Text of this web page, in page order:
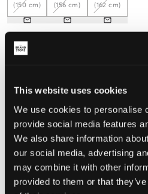
This website uses cookies
We use cookies to personalise
provide social media features
We also share information
our social media, advertising
may combine it with other
provided to them or that
(150 cm) (156 cm) (162 cm)
De maat lijkt
KIES EEN
Snelle levering
Gratis verzending vanaf €69
Recht op herroeping binnen 60